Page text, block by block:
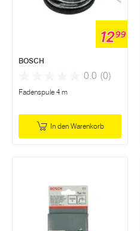
1299
BOSCH
0.0 (0)
Fadenspule 4 m
In den Warenkorb